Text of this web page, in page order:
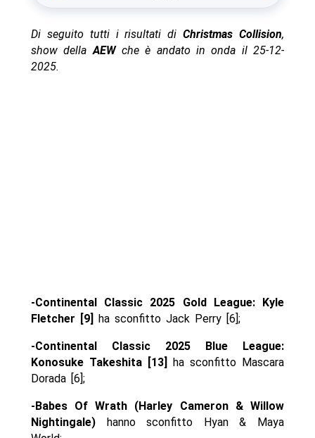
Di seguito tutti i risultati diChristmas Collision,
show dellaAEWche è andato in onda il 25-12-
2025.
-Continental Classic 2025 Gold League: Kyle
Fletcher [9]
ha sconfitto Jack Perry [6];
-Continental Classic 2025 Blue League:
Konosuke Takeshita [13]
ha sconfitto Mascara
Dorada [6];
-Babes Of Wrath (Harley Cameron & Willow
Nightingale)hanno sconfitto Hyan & Maya